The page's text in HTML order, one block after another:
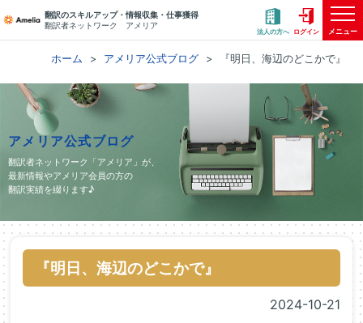
翻訳のスキルアップ・情報収集・仕事獲得
翻訳者ネットワーク アメリア
法人の方へ ログイン メニュー
ホーム アメリア公式ブログ 『明日、海辺のどこかで』
アメリア公式ブログ
翻訳者ネットワーク「アメリア」が、
最新情報やアメリア会員の方の
翻訳実績を綴ります♪
『明日、海辺のどこかで』
2024-10-21